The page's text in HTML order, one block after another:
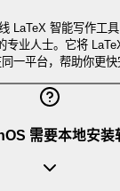
LaTeX 智能写作工
专业人士。它将
一平台，帮助你更快
需要本地安装